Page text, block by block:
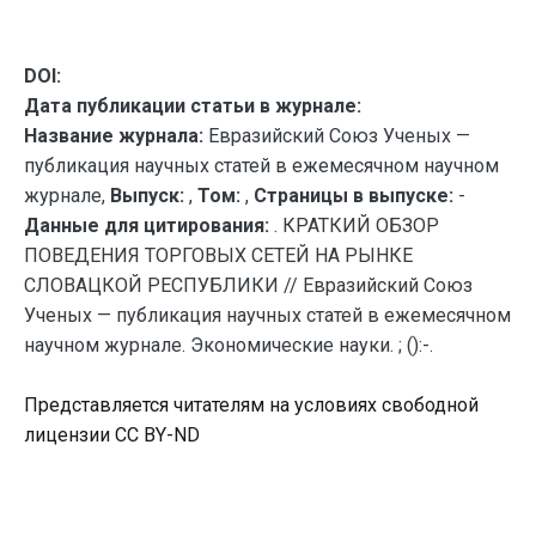
DOI:
Дата публикации статьи в журнале:
Название журнала: Евразийский Союз Ученых —
публикация научных статей в ежемесячном научном
журнале, Выпуск: , Том: , Страницы в выпуске: -
Данные для цитирования: . КРАТКИЙ ОБЗОР
ПОВЕДЕНИЯ ТОРГОВЫХ СЕТЕЙ НА РЫНКЕ
СЛОВАЦКОЙ РЕСПУБЛИКИ // Евразийский Союз
Ученых — публикация научных статей в ежемесячном
научном журнале. Экономические науки. ; ():-.
Представляется читателям на условиях свободной
лицензии CC BY-ND